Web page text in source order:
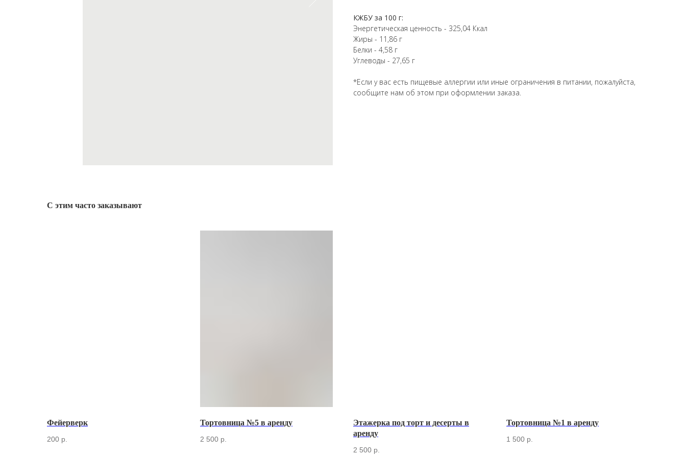
КЖБУ за 100 г:
Энергетическая ценность - 325,04 Ккал
Жиры - 11,86 г
Белки - 4,58 г
Углеводы - 27,65 г
*Если у вас есть пищевые аллергии или иные ограничения в питании, пожалуйста,
сообщите нам об этом при оформлении заказа.
С этим часто заказывают
Фейерверк
200 р.
Тортовница №5 в аренду
2 500 р.
Этажерка под торт и десерты в
аренду
2 500 р.
Тортовница №1 в аренду
1 500 р.